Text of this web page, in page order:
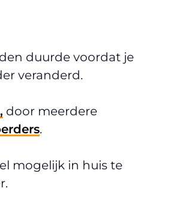
duurde voordat je
veranderd.
door meerdere
.
mogelijk in huis te